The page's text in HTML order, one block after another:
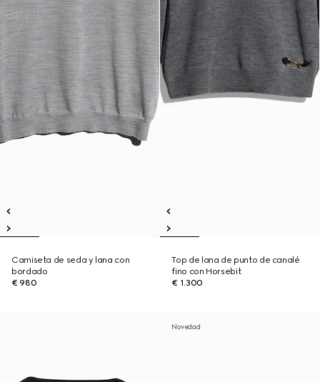
Camiseta de seda y lana con
bordado
€ 980
Top de lana de punto de canalé
fino con Horsebit
€ 1.300
Novedad